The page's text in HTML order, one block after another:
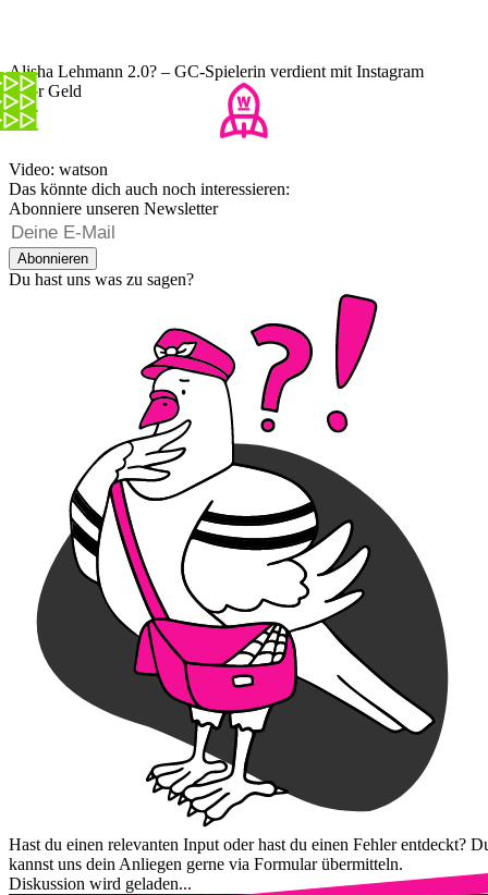
Alisha Lehmann 2.0? – GC-Spielerin verdient mit Instagram
mehr Geld
Video: watson
Das könnte dich auch noch interessieren:
Abonniere unseren Newsletter
Abonnieren
Du hast uns was zu sagen?
Hast du einen relevanten Input oder hast du einen Fehler entdeckt?
kannst uns dein Anliegen gerne via Formular übermitteln.
Diskussion wird geladen...